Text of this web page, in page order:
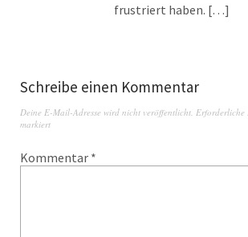
frustriert haben. […]
Schreibe einen Kommentar
Deine E-Mail-Adresse wird nicht veröffentlicht. Erforderliche
markiert
Kommentar *